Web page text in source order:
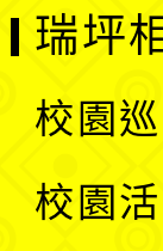
瑞坪
校園
校園